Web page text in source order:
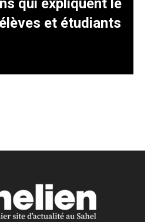
qui expliquent le
et étudiants